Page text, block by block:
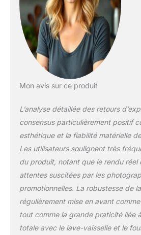
fait
laquelle
couleurs
teintes.
la nature
la
pièce en
unique. La
cuisson
et le
grès un
Mon avis sur ce produit
L’analyse détaillée des retours
consensus particulièrement positif
esthétique et la fiabilité matérielle
Les utilisateurs soulignent très
du produit, notant que le rendu réel
attentes suscitées par les
promotionnelles. La robustesse de
régulièrement mise en avant
tout comme la grande praticité liée
totale avec le lave-vaisselle et le